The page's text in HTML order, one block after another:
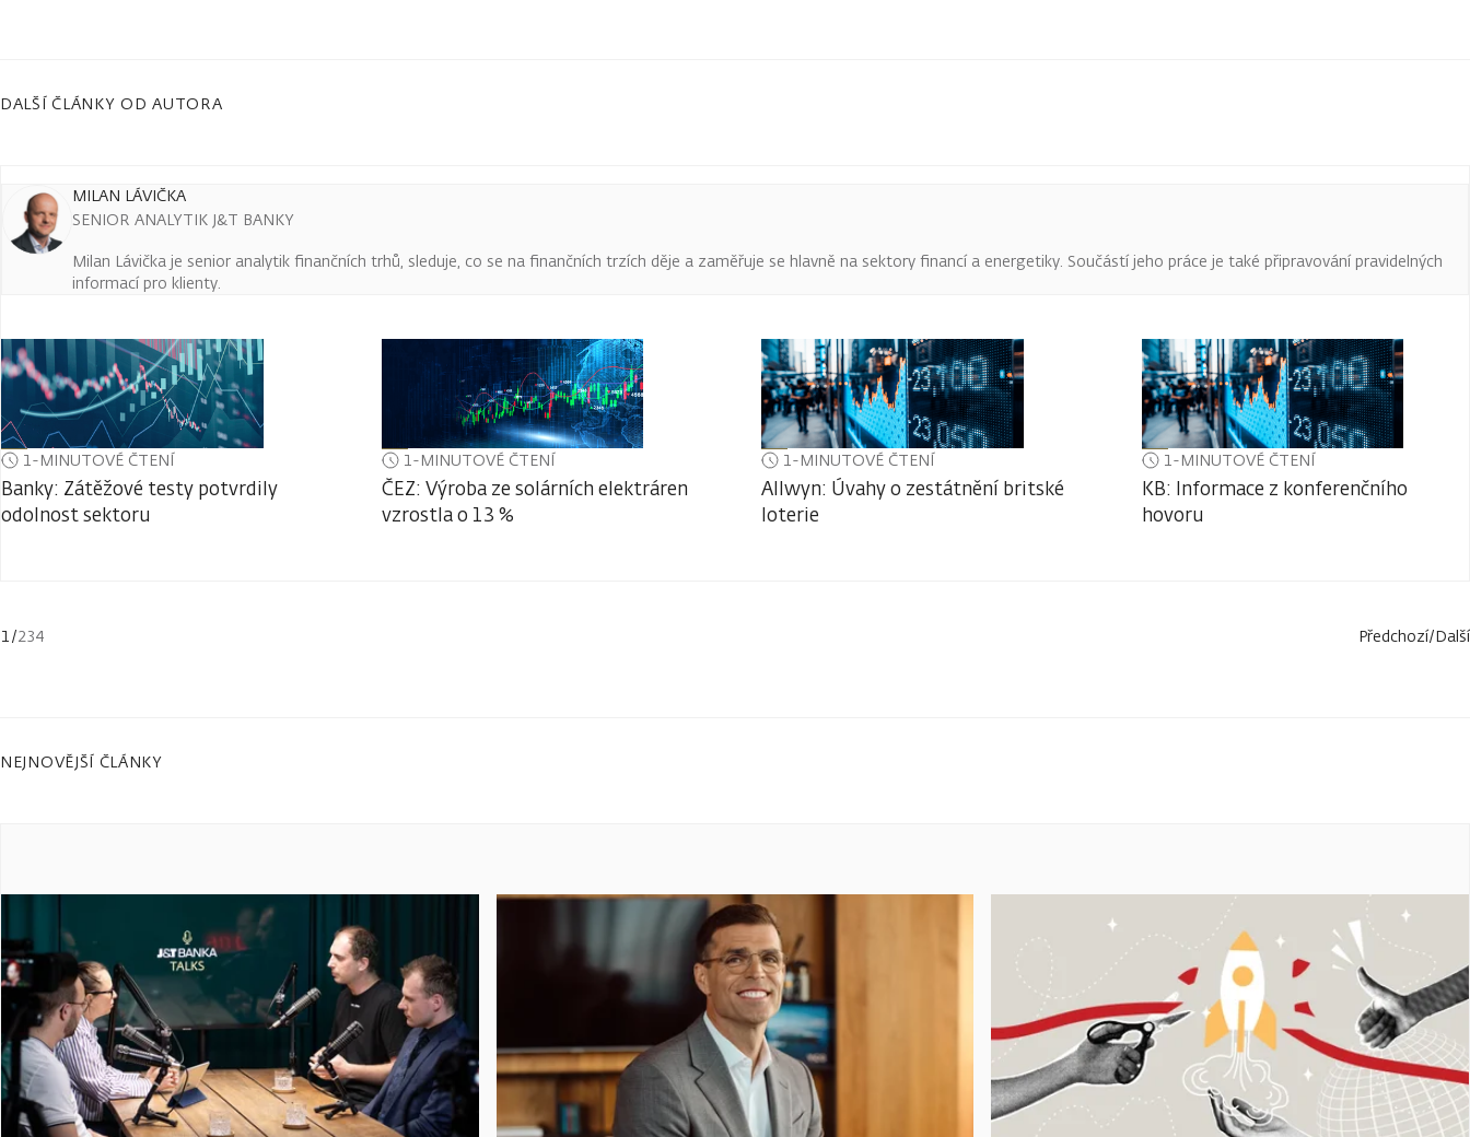
DALŠÍ ČLÁNKY OD AUTORA
MILAN LÁVIČKA
SENIOR ANALYTIK J&T BANKY
Milan Lávička je senior analytik finančních trhů, sleduje, co se na finančních trzích děje a zaměřuje se hlavně na sektory financí a energetiky. Součástí jeho práce je také připravování pravidelných
informací pro klienty.
1-MINUTOVÉ ČTENÍ
Banky: Zátěžové testy potvrdily
odolnost sektoru
1-MINUTOVÉ ČTENÍ
ČEZ: Výroba ze solárních elektráren
vzrostla o 13 %
1-MINUTOVÉ ČTENÍ
Allwyn: Úvahy o zestátnění britské
loterie
1-MINUTOVÉ ČTENÍ
KB: Informace z konferenčního
hovoru
1 /234 Předchozí/Další
NEJNOVĚJŠÍ ČLÁNKY